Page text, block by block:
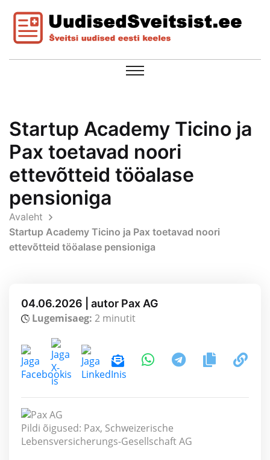
Startup Academy Ticino ja
Pax toetavad noori
ettevõtteid tööalase
pensioniga
Avaleht
Startup Academy Ticino ja Pax toetavad noori
ettevõtteid tööalase pensioniga
04.06.2026 | autor Pax AG
Lugemisaeg: 2 minutit
Pildi õigused: Pax, Schweizerische
Lebensversicherungs-Gesellschaft AG